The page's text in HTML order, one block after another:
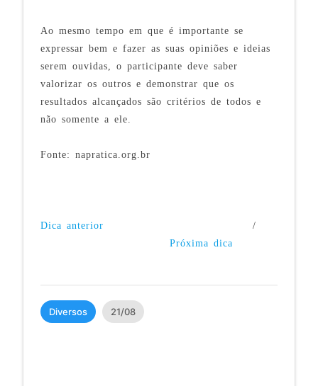
Ao mesmo tempo em que é importante se
expressar bem e fazer as suas opiniões e ideias
serem ouvidas, o participante deve saber
valorizar os outros e demonstrar que os
resultados alcançados são critérios de todos e
não somente a ele.
Fonte: napratica.org.br
Dica anterior /
Próxima dica
Diversos 21/08